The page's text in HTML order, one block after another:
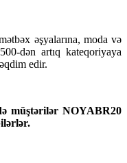
əşyalarına, moda və
dən artıq kateqoriyaya
edir.
müştərilər NOYABR20